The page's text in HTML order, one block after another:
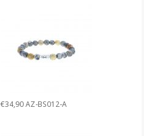
€34,90 AZ-BS012-A